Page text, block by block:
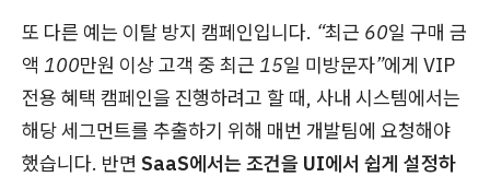
또 다른 예는 이탈 방지 캠페인입니다. “최근 60일 구매 금
액 100만원 이상 고객 중 최근 15일 미방문자”에게 VIP
전용 혜택 캠페인을 진행하려고 할 때, 사내 시스템에서는
해당 세그먼트를 추출하기 위해 매번 개발팀에 요청해야
했습니다. 반면 SaaS에서는 조건을 UI에서 쉽게 설정하